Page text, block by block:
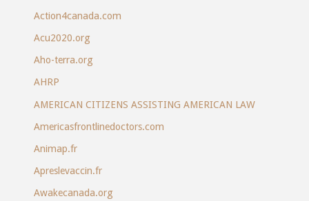
Action4canada.com
Acu2020.org
Aho-terra.org
AHRP
AMERICAN CITIZENS ASSISTING AMERICAN LAW
Americasfrontlinedoctors.com
Animap.fr
Apreslevaccin.fr
Awakecanada.org